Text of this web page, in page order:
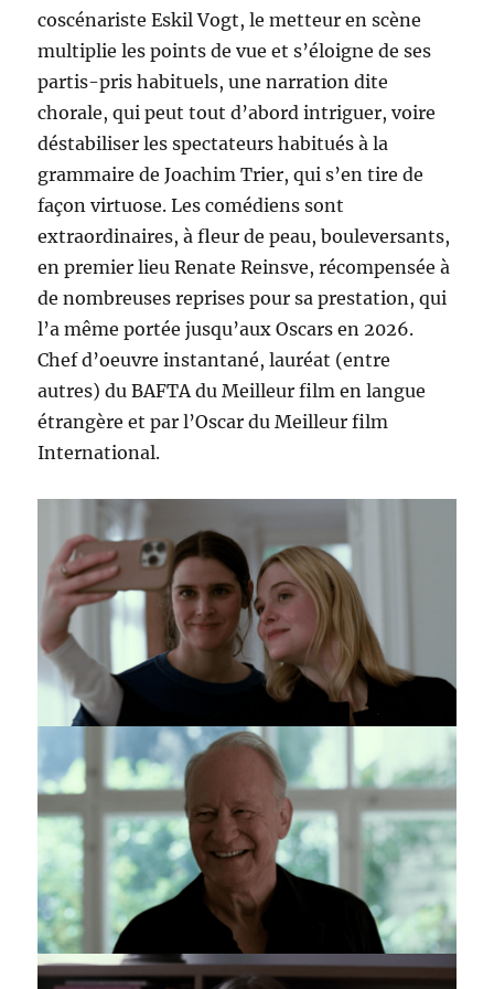
coscénariste Eskil Vogt, le metteur en scène
multiplie les points de vue et s’éloigne de ses
partis-pris habituels, une narration dite
chorale, qui peut tout d’abord intriguer, voire
déstabiliser les spectateurs habitués à la
grammaire de Joachim Trier, qui s’en tire de
façon virtuose. Les comédiens sont
extraordinaires, à fleur de peau, bouleversants,
en premier lieu Renate Reinsve, récompensée à
de nombreuses reprises pour sa prestation, qui
l’a même portée jusqu’aux Oscars en 2026.
Chef d’oeuvre instantané, lauréat (entre
autres) du BAFTA du Meilleur film en langue
étrangère et par l’Oscar du Meilleur film
International.